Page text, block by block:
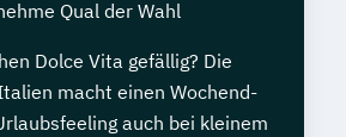
Qual der Wahl
Dolce Vita gefällig? Die
macht einen Wochend-
auch bei kleinem